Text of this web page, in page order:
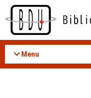
Acessar
conteúdo
Menu